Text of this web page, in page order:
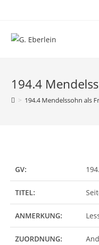
194.4
> 194.4 Mendelssohn als
GV:
TITEL:
ANMERKUNG:
ZUORDNUNG: